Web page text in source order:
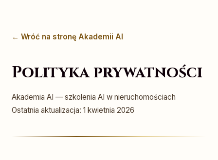
← Wróć na stronę Akademii AI
Polityka prywatności
Akademia AI — szkolenia AI w nieruchomościach
Ostatnia aktualizacja: 1 kwietnia 2026